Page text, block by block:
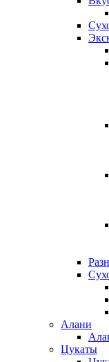
Алани
Цукаты